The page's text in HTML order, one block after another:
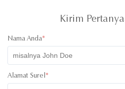
Kirim
Nama Anda*
Alamat Surel*